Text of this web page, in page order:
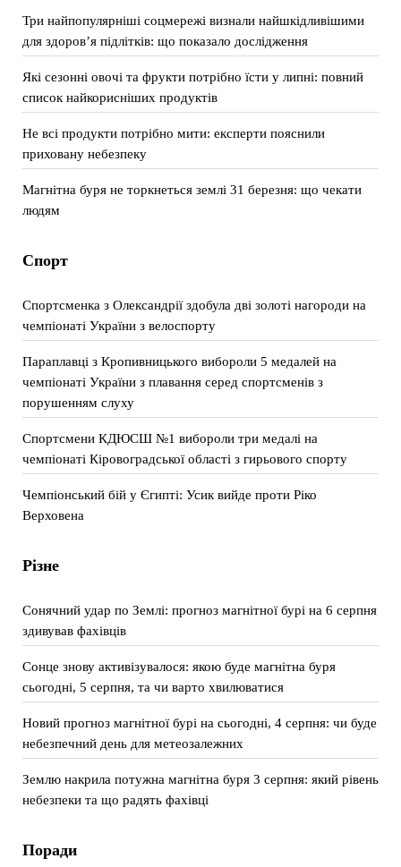
Три найпопулярніші соцмережі визнали найшкідливішими
для здоров’я підлітків: що показало дослідження
Які сезонні овочі та фрукти потрібно їсти у липні: повний
список найкорисніших продуктів
Не всі продукти потрібно мити: експерти пояснили
приховану небезпеку
Магнітна буря не торкнеться землі 31 березня: що чекати
людям
Спорт
Спортсменка з Олександрії здобула дві золоті нагороди на
чемпіонаті України з велоспорту
Параплавці з Кропивницького вибороли 5 медалей на
чемпіонаті України з плавання серед спортсменів з
порушенням слуху
Спортсмени КДЮСШ №1 вибороли три медалі на
чемпіонаті Кіровоградської області з гирьового спорту
Чемпіонський бій у Єгипті: Усик вийде проти Ріко
Верховена
Різне
Сонячний удар по Землі: прогноз магнітної бурі на 6 серпня
здивував фахівців
Сонце знову активізувалося: якою буде магнітна буря
сьогодні, 5 серпня, та чи варто хвилюватися
Новий прогноз магнітної бурі на сьогодні, 4 серпня: чи буде
небезпечний день для метеозалежних
Землю накрила потужна магнітна буря 3 серпня: який рівень
небезпеки та що радять фахівці
Поради